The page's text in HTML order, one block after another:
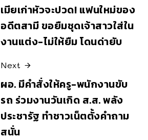
เมียเก่าหัวจะปวด! แฟนใหม่ของ
อดีตสามี ขอยืมชุดเจ้าสาวใส่ใน
งานแต่ง-ไม่ให้ยืม โดนด่ายับ
Next
ผอ. มีคำสั่งให้ครู-พนักงานขับ
รถ ร่วมงานวันเกิด ส.ส. พลัง
ประชารัฐ ทำชาวเน็ตตั้งคำถาม
สนั่น